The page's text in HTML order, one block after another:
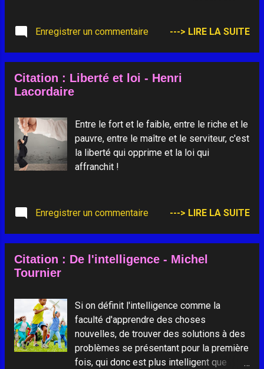
Enregistrer un commentaire ---> LIRE LA SUITE
Citation : Liberté et loi - Henri
Lacordaire
Entre le fort et le faible, entre le riche et le
pauvre, entre le maître et le serviteur, c'est
la liberté qui opprime et la loi qui
affranchit !
Enregistrer un commentaire ---> LIRE LA SUITE
Citation : De l'intelligence - Michel
Tournier
Si on définit l'intelligence comme la
faculté d'apprendre des choses
nouvelles, de trouver des solutions à des
problèmes se présentant pour la première
fois, qui donc est plus intelligent que